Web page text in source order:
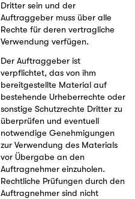
Dritter sein und der
Auftraggeber muss über alle
Rechte für deren vertragliche
Verwendung verfügen.
Der Auftraggeber ist
verpflichtet, das von ihm
bereitgestellte Material auf
bestehende Urheberrechte oder
sonstige Schutzrechte Dritter zu
überprüfen und eventuell
notwendige Genehmigungen
zur Verwendung des Materials
vor Übergabe an den
Auftragnehmer einzuholen.
Rechtliche Prüfungen durch den
Auftragnehmer sind nicht